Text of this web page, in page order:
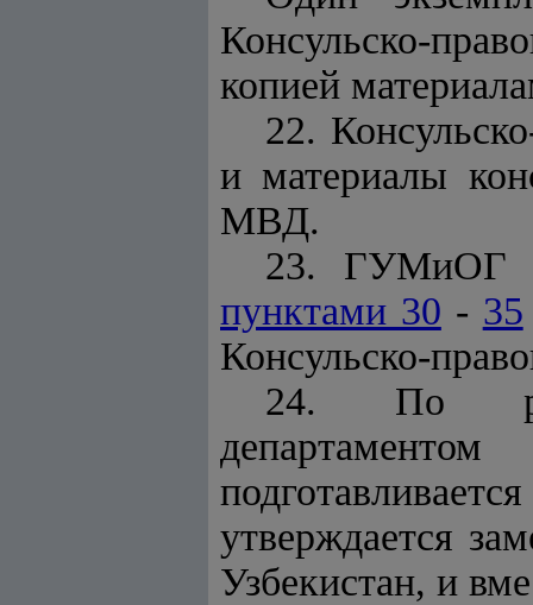
Консульско-
копией
22.
и материалы
МВД.
23. ГУМиОГ
пунктами 30 - 35
Консульско-
24. По
утверждается
Узбекистан, и